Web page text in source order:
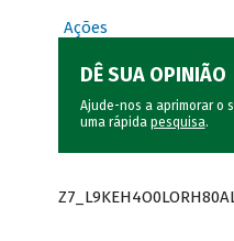
Ações
DÊ SUA OPINIÃO
Ajude-nos a aprimorar o
uma rápida pesquisa.